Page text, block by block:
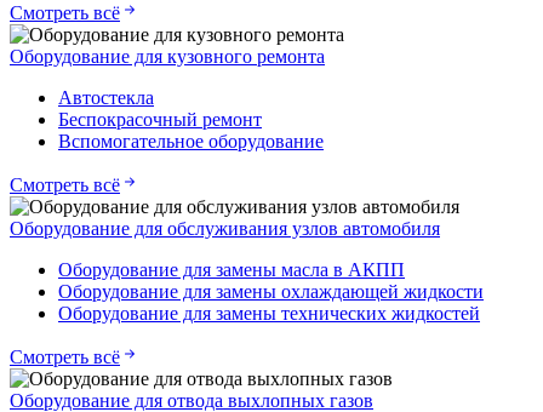
Смотреть всё
Оборудование для кузовного ремонта
Автостекла
Беспокрасочный ремонт
Вспомогательное оборудование
Смотреть всё
Оборудование для обслуживания узлов автомобиля
Оборудование для замены масла в АКПП
Оборудование для замены охлаждающей жидкости
Оборудование для замены технических жидкостей
Смотреть всё
Оборудование для отвода выхлопных газов